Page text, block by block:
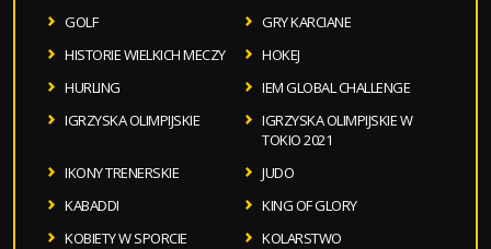
GOLF
GRY KARCIANE
HISTORIE WIELKICH MECZY
HOKEJ
HURLING
IEM GLOBAL CHALLENGE
IGRZYSKA OLIMPIJSKIE
IGRZYSKA OLIMPIJSKIE W
TOKIO 2021
IKONY TRENERSKIE
JUDO
KABADDI
KING OF GLORY
KOBIETY W SPORCIE
KOLARSTWO